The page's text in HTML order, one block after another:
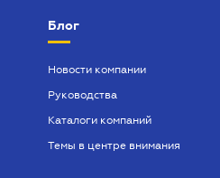
ПРОФ
Блог
Новости компании
Руководства
Каталоги компаний
Темы в центре внимания